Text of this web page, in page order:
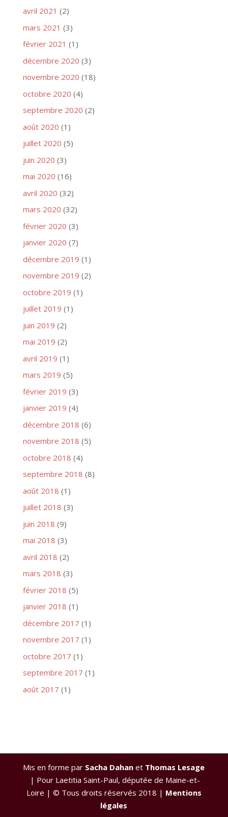
avril 2021 (2)
mars 2021 (3)
février 2021 (1)
décembre 2020 (3)
novembre 2020 (18)
octobre 2020 (4)
septembre 2020 (2)
août 2020 (1)
juillet 2020 (5)
juin 2020 (3)
mai 2020 (16)
avril 2020 (32)
mars 2020 (32)
février 2020 (3)
janvier 2020 (7)
décembre 2019 (1)
novembre 2019 (2)
octobre 2019 (1)
juillet 2019 (1)
juin 2019 (2)
mai 2019 (2)
avril 2019 (1)
mars 2019 (5)
février 2019 (3)
janvier 2019 (4)
décembre 2018 (6)
novembre 2018 (5)
octobre 2018 (4)
septembre 2018 (8)
août 2018 (1)
juillet 2018 (3)
juin 2018 (9)
mai 2018 (3)
avril 2018 (2)
mars 2018 (3)
février 2018 (5)
janvier 2018 (1)
décembre 2017 (1)
novembre 2017 (1)
octobre 2017 (1)
septembre 2017 (1)
août 2017 (1)
Mis en forme par Sacha Dahan et Thomas Lesage
| Pour Laetitia Saint-Paul, députée de Maine-et-
Loire | © Tous droits réservés 2018 | Mentions
légales